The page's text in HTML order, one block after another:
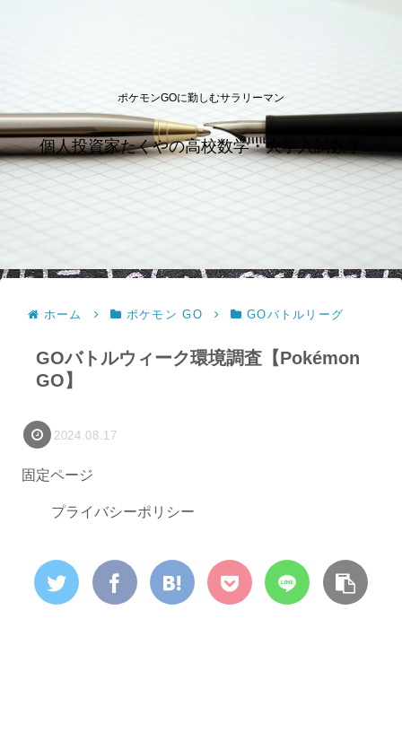
ポケモンGOに勤しむサラリーマン
個人投資家たくやの高校数学・大学入試数学
ホーム ポケモン GO GOバトルリーグ
GOバトルウィーク環境調査【Pokémon
GO】
2024.08.17
固定ページ
プライバシーポリシー